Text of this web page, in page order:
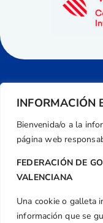
INFORMACIÓN
Bienvenida/o a la
página web
FEDERACIÓN DE
VALENCIANA
Una cookie o galleta
información que se